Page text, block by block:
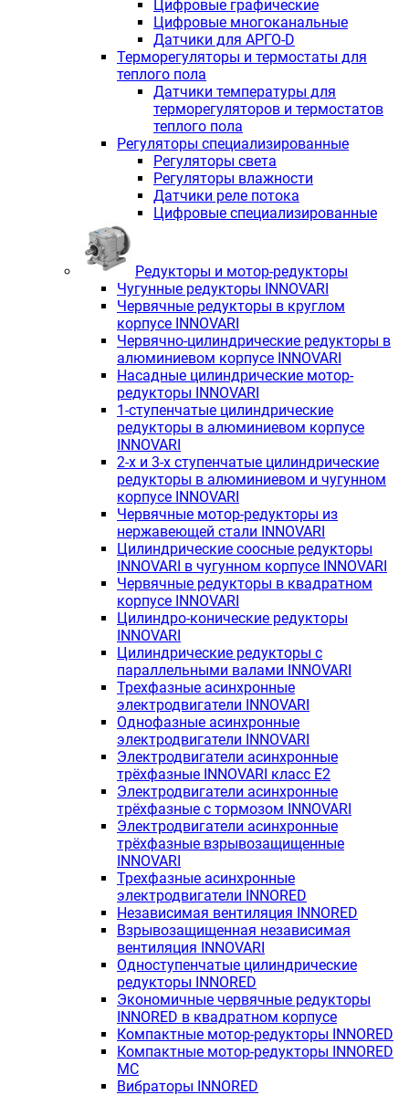
Цифровые графические
Цифровые многоканальные
Датчики для АРГО-D
Терморегуляторы и термостаты для
теплого пола
Датчики температуры для
терморегуляторов и термостатов
теплого пола
Регуляторы специализированные
Регуляторы света
Регуляторы влажности
Датчики реле потока
Цифровые специализированные
Редукторы и мотор-редукторы
Чугунные редукторы INNOVARI
Червячные редукторы в круглом
корпусе INNOVARI
Червячно-цилиндрические редукторы в
алюминиевом корпусе INNOVARI
Насадные цилиндрические мотор-
редукторы INNOVARI
1-ступенчатые цилиндрические
редукторы в алюминиевом корпусе
INNOVARI
2-х и 3-х ступенчатые цилиндрические
редукторы в алюминиевом и чугунном
корпусе INNOVARI
Червячные мотор-редукторы из
нержавеющей стали INNOVARI
Цилиндрические соосные редукторы
INNOVARI в чугунном корпусе INNOVARI
Червячные редукторы в квадратном
корпусе INNOVARI
Цилиндро-конические редукторы
INNOVARI
Цилиндрические редукторы с
параллельными валами INNOVARI
Трехфазные асинхронные
электродвигатели INNOVARI
Однофазные асинхронные
электродвигатели INNOVARI
Электродвигатели асинхронные
трёхфазные INNOVARI класс E2
Электродвигатели асинхронные
трёхфазные с тормозом INNOVARI
Электродвигатели асинхронные
трёхфазные взрывозащищенные
INNOVARI
Трехфазные асинхронные
электродвигатели INNORED
Независимая вентиляция INNORED
Взрывозащищенная независимая
вентиляция INNOVARI
Одноступенчатые цилиндрические
редукторы INNORED
Экономичные червячные редукторы
INNORED в квадратном корпусе
Компактные мотор-редукторы INNORED
Компактные мотор-редукторы INNORED
MC
Вибраторы INNORED